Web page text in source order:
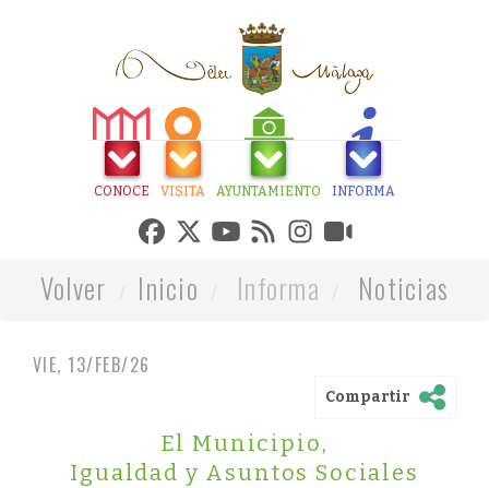
CONOCE VISITA AYUNTAMIENTO INFORMA
Volver Inicio Informa Noticias
VIE, 13/FEB/26
Compartir
El Municipio,
Igualdad y Asuntos Sociales